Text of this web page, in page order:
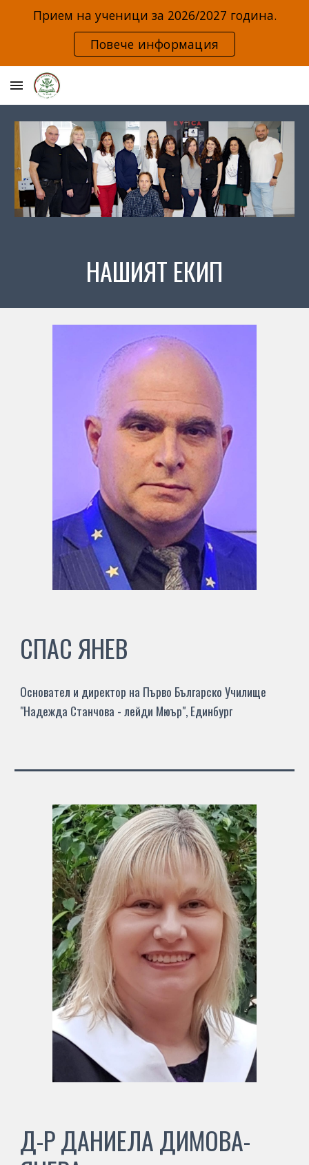
Skip to main content Skip to navigation
Прием на ученици за 2026/2027 година.
Повече информация
НАШИЯТ ЕКИП
СПАС ЯНЕВ
Основател и директор на Първо Българско Училище
"Надежда Станчова - лейди Мюър", Единбург
Д-Р ДАНИЕЛА ДИМОВА-